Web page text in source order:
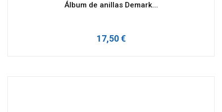
Álbum de anillas Demark...
17,50 €